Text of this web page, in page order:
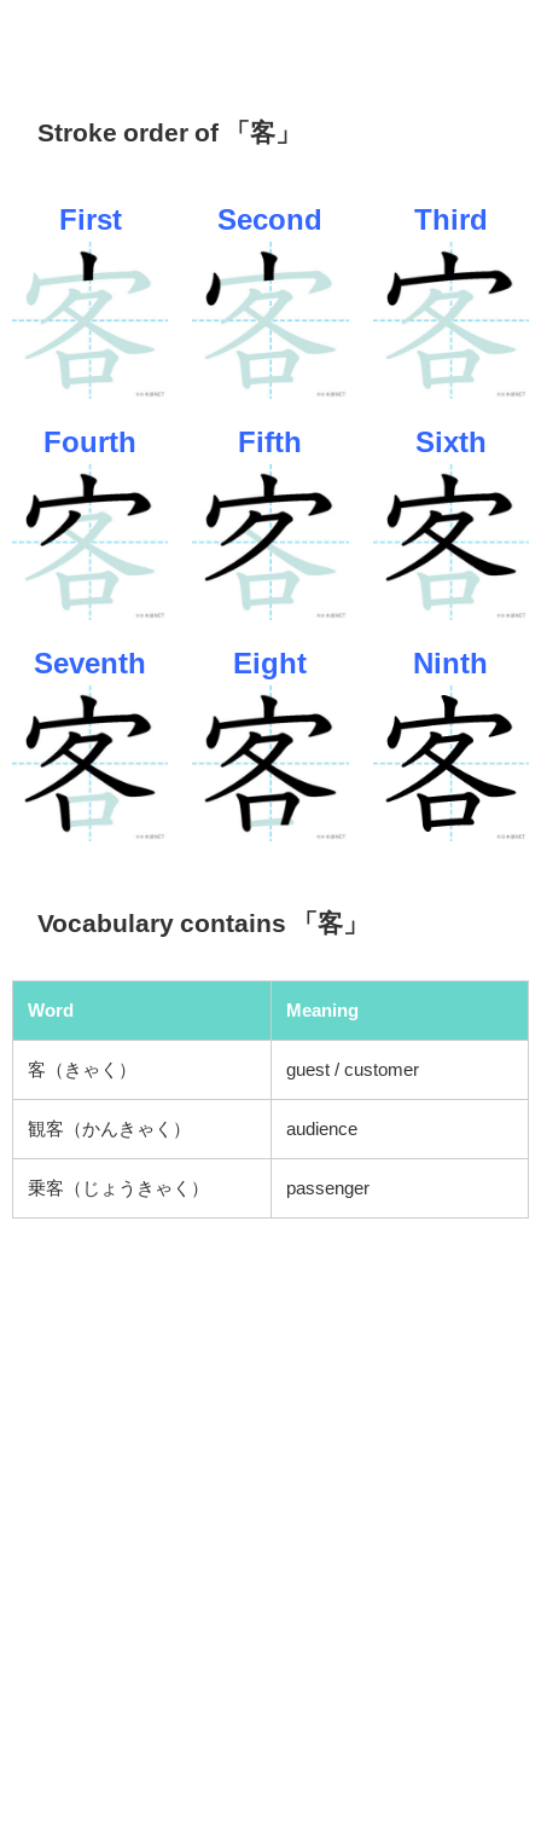
Stroke order of 「客」
First Second Third
Fourth Fifth Sixth
Seventh Eight Ninth
Vocabulary contains 「客」
Word Meaning
客（きゃく） guest / customer
観客（かんきゃく） audience
乗客（じょうきゃく） passenger